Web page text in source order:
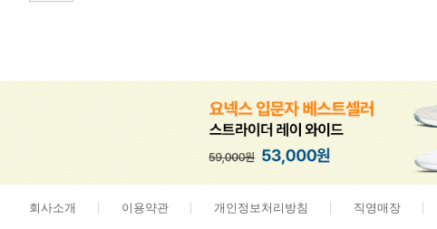
회사소개 이용약관 개인정보처리방침 직영매장